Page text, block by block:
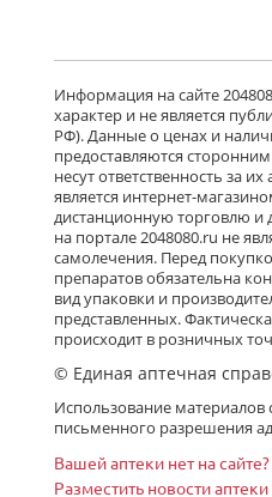
Информация на сайте
характер и не является
РФ). Данные о ценах и
предоставляются
несут ответственность за
является интернет-
дистанционную торговлю и
на портале 2048080.ru не
самолечения. Перед
препаратов обязательна
вид упаковки и
представленных.
происходит в розничных
© Единая аптечная
Использование материалов
письменного разрешения
Вашей аптеки нет на сайте?
Разместить новости аптеки